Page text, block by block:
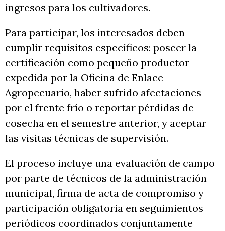
ingresos para los cultivadores.
Para participar, los interesados deben
cumplir requisitos específicos: poseer la
certificación como pequeño productor
expedida por la Oficina de Enlace
Agropecuario, haber sufrido afectaciones
por el frente frío o reportar pérdidas de
cosecha en el semestre anterior, y aceptar
las visitas técnicas de supervisión.
El proceso incluye una evaluación de campo
por parte de técnicos de la administración
municipal, firma de acta de compromiso y
participación obligatoria en seguimientos
periódicos coordinados conjuntamente